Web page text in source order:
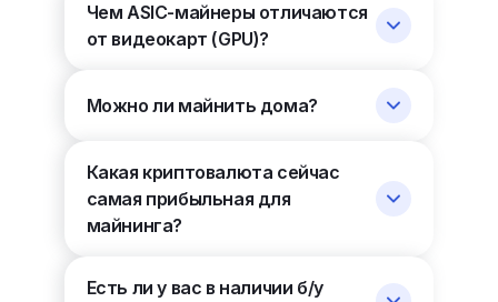
Чем ASIC-майнеры отличаются
от видеокарт (GPU)?
Можно ли майнить дома?
Какая криптовалюта сейчас
самая прибыльная для
майнинга?
Есть ли у вас в наличии б/у